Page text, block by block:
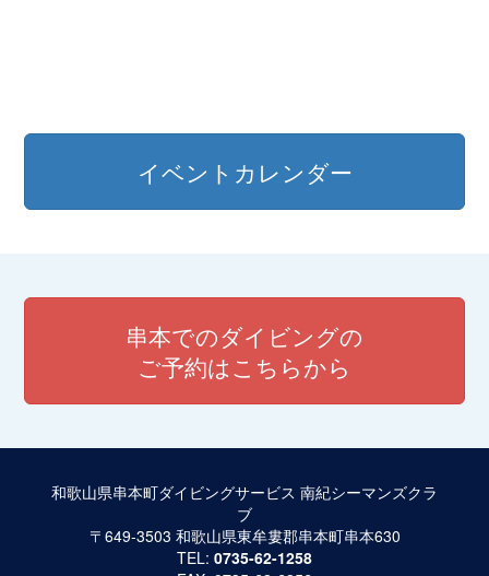
イベントカレンダー
串本でのダイビングの
ご予約はこちらから
和歌山県串本町ダイビングサービス 南紀シーマンズクラ
ブ
〒649-3503 和歌山県東牟婁郡串本町串本630
TEL: 0735-62-1258